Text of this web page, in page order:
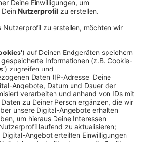
Sendung läge beim Zoll und es
angehängt. Laut Zoll handelt es
Transportunternehmens.
27.06.2023 12:33
Empfänger der Nachricht sollen